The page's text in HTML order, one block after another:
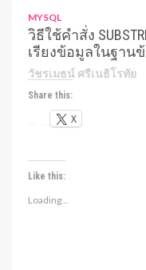
MYSQL
วิธีใช้คำสั่ง
เรียงข้อมูลในฐาน
วัชรเมธน์ ศรีเนธิโรทัย
Share this:
X
Like this:
Loading...